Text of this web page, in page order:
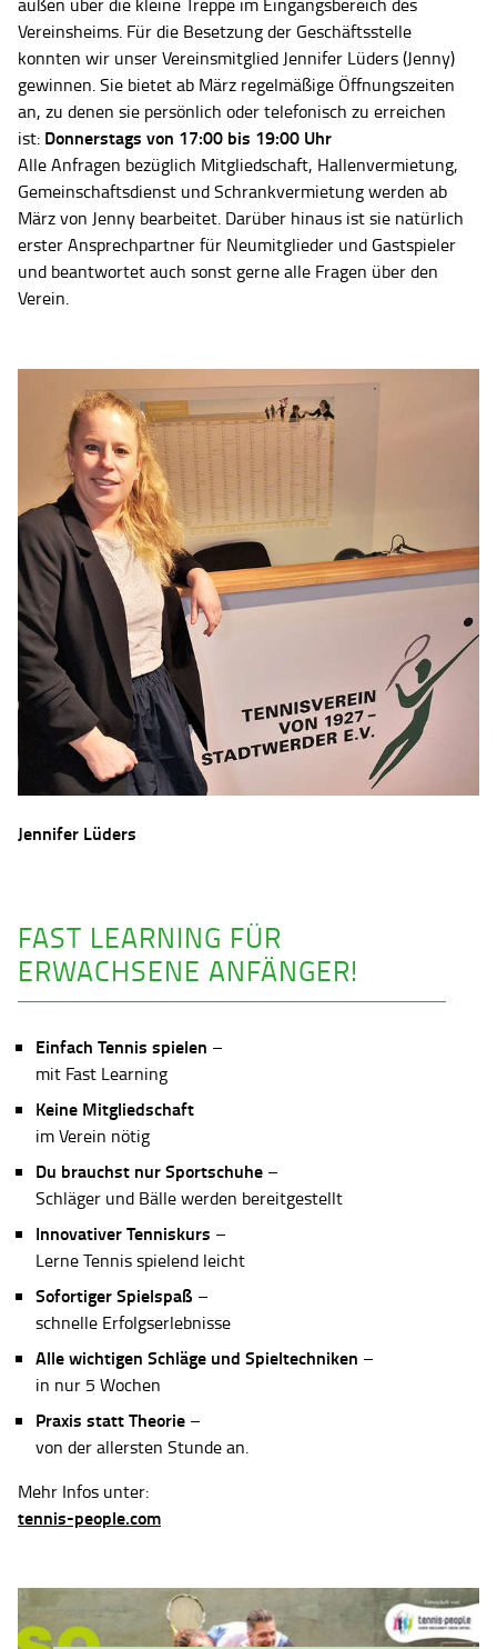
außen über die kleine Treppe im Eingangsbereich des
Vereinsheims. Für die Besetzung der Geschäftsstelle
konnten wir unser Vereinsmitglied Jennifer Lüders (Jenny)
gewinnen. Sie bietet ab März regelmäßige Öffnungszeiten
an, zu denen sie persönlich oder telefonisch zu erreichen
ist: Donnerstags von 17:00 bis 19:00 Uhr
Alle Anfragen bezüglich Mitgliedschaft, Hallenvermietung,
Gemeinschaftsdienst und Schrankvermietung werden ab
März von Jenny bearbeitet. Darüber hinaus ist sie natürlich
erster Ansprechpartner für Neumitglieder und Gastspieler
und beantwortet auch sonst gerne alle Fragen über den
Verein.
Jennifer Lüders
FAST LEARNING FÜR
ERWACHSENE ANFÄNGER!
Einfach Tennis spielen –
mit Fast Learning
Keine Mitgliedschaft
im Verein nötig
Du brauchst nur Sportschuhe –
Schläger und Bälle werden bereitgestellt
Innovativer Tenniskurs –
Lerne Tennis spielend leicht
Sofortiger Spielspaß –
schnelle Erfolgserlebnisse
Alle wichtigen Schläge und Spieltechniken –
in nur 5 Wochen
Praxis statt Theorie –
von der allersten Stunde an.
Mehr Infos unter:
tennis-people.com